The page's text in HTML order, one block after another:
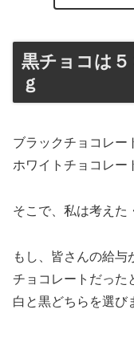
黒チョコは５
ｇ
ブラックチョコレー
ホワイトチョコレー
そこで、私は考えた
もし、皆さんの給与
チョコレートだった
白と黒どちらを選び